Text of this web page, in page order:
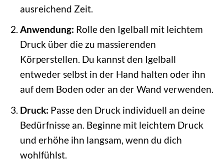
ausreichend Zeit.
Anwendung: Rolle den Igelball mit leichtem
Druck über die zu massierenden
Körperstellen. Du kannst den Igelball
entweder selbst in der Hand halten oder ihn
auf dem Boden oder an der Wand verwenden.
Druck: Passe den Druck individuell an deine
Bedürfnisse an. Beginne mit leichtem Druck
und erhöhe ihn langsam, wenn du dich
wohlfühlst.